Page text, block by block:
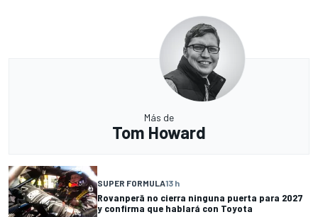
Más de
Tom Howard
SUPER FORMULA13 h
Rovanperä no cierra ninguna puerta para 2027
y confirma que hablará con Toyota